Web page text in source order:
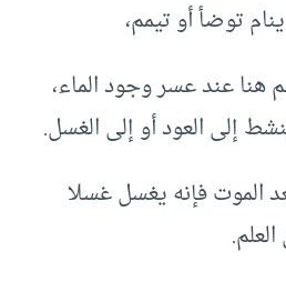
توضأ أو تيمم،
هنا عند عسر وجود الماء،
إلى العود أو إلى الغسل.
الموت فإنه يغسل غسلا